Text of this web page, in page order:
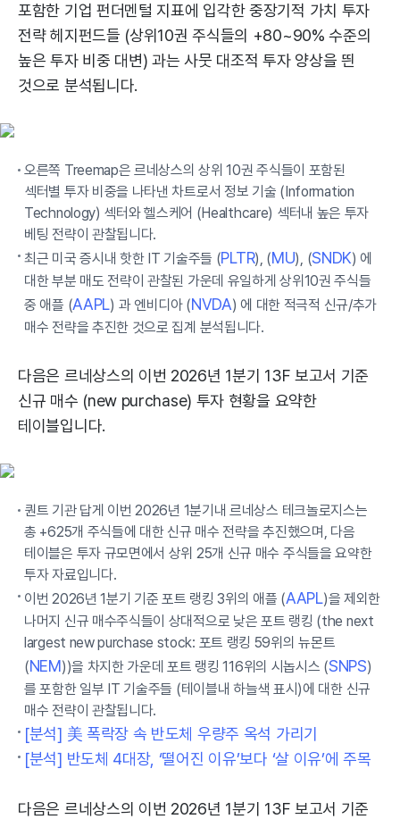
포함한 기업 펀더멘털 지표에 입각한 중장기적 가치 투자
전략 헤지펀드들 (상위10권 주식들의 +80~90% 수준의
높은 투자 비중 대변) 과는 사뭇 대조적 투자 양상을 띈
것으로 분석됩니다.
오른쪽 Treemap은 르네상스의 상위 10권 주식들이 포함된
섹터별 투자 비중을 나타낸 차트로서 정보 기술 (Information
Technology) 섹터와 헬스케어 (Healthcare) 섹터내 높은 투자
베팅 전략이 관찰됩니다.
최근 미국 증시내 핫한 IT 기술주들 (PLTR), (MU), (SNDK) 에
대한 부분 매도 전략이 관찰된 가운데 유일하게 상위10권 주식들
중 애플 (AAPL) 과 엔비디아 (NVDA) 에 대한 적극적 신규/추가
매수 전략을 추진한 것으로 집계 분석됩니다.
다음은 르네상스의 이번 2026년 1분기 13F 보고서 기준
신규 매수 (new purchase) 투자 현황을 요약한
테이블입니다.
퀀트 기관 답게 이번 2026년 1분기내 르네상스 테크놀로지스는
총 +625개 주식들에 대한 신규 매수 전략을 추진했으며, 다음
테이블은 투자 규모면에서 상위 25개 신규 매수 주식들을 요약한
투자 자료입니다.
이번 2026년 1분기 기준 포트 랭킹 3위의 애플 (AAPL)을 제외한
나머지 신규 매수주식들이 상대적으로 낮은 포트 랭킹 (the next
largest new purchase stock: 포트 랭킹 59위의 뉴몬트
(NEM))을 차지한 가운데 포트 랭킹 116위의 시놉시스 (SNPS)
를 포함한 일부 IT 기술주들 (테이블내 하늘색 표시)에 대한 신규
매수 전략이 관찰됩니다.
[분석] 美 폭락장 속 반도체 우량주 옥석 가리기
[분석] 반도체 4대장, ‘떨어진 이유’보다 ‘살 이유’에 주목
다음은 르네상스의 이번 2026년 1분기 13F 보고서 기준